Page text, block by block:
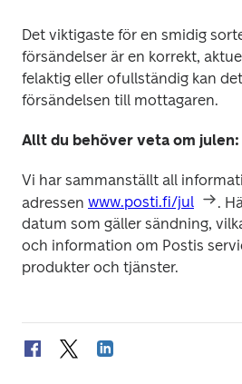
Det viktigaste för en smidig
försändelser är en korrekt,
felaktig eller ofullständig kan
försändelsen till mottagaren.
Allt du behöver veta om
Vi har sammanställt all
adressen www.posti.fi/jul
.
datum som gäller sändning,
och information om Postis
produkter och tjänster.